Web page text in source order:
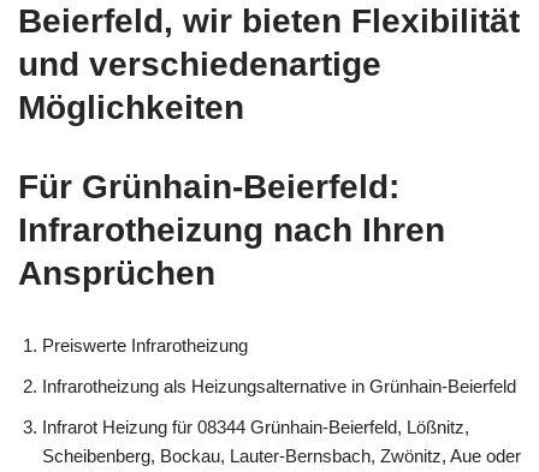
Beierfeld, wir bieten Flexibilität
und verschiedenartige
Möglichkeiten
Für Grünhain-Beierfeld:
Infrarotheizung nach Ihren
Ansprüchen
Preiswerte Infrarotheizung
Infrarotheizung als Heizungsalternative in Grünhain-Beierfeld
Infrarot Heizung für 08344 Grünhain-Beierfeld, Lößnitz,
Scheibenberg, Bockau, Lauter-Bernsbach, Zwönitz, Aue oder